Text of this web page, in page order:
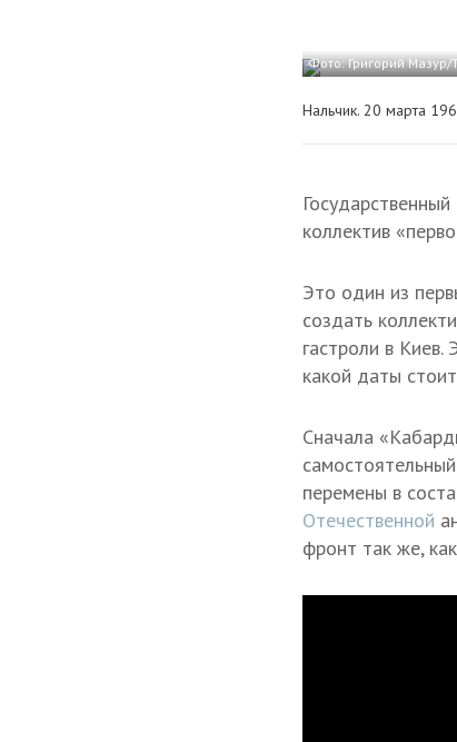
Фото: Григорий Мазур/
Нальчик. 20 марта
коллектив
Это один из
создать
гастроли в
какой даты
Сначала
перемены в
Отечественной
фронт так же,